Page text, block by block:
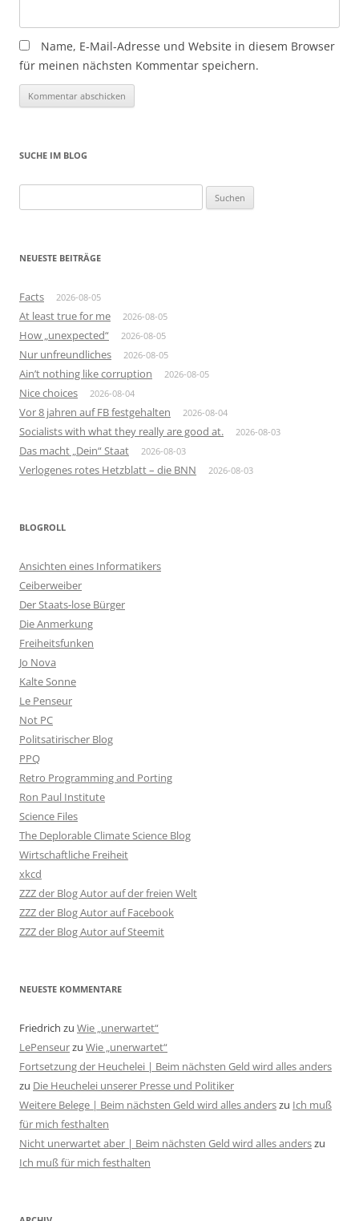
Name, E-Mail-Adresse und Website in diesem Browser
für meinen nächsten Kommentar speichern.
SUCHE IM BLOG
nach:
NEUESTE BEITRÄGE
Facts 2026-08-05
At least true for me 2026-08-05
How „unexpected“ 2026-08-05
Nur unfreundliches 2026-08-05
Ain’t nothing like corruption 2026-08-05
Nice choices 2026-08-04
Vor 8 jahren auf FB festgehalten 2026-08-04
Socialists with what they really are good at. 2026-08-03
Das macht „Dein“ Staat 2026-08-03
Verlogenes rotes Hetzblatt – die BNN 2026-08-03
BLOGROLL
Ansichten eines Informatikers
Ceiberweiber
Der Staats-lose Bürger
Die Anmerkung
Freiheitsfunken
Jo Nova
Kalte Sonne
Le Penseur
Not PC
Politsatirischer Blog
PPQ
Retro Programming and Porting
Ron Paul Institute
Science Files
The Deplorable Climate Science Blog
Wirtschaftliche Freiheit
xkcd
ZZZ der Blog Autor auf der freien Welt
ZZZ der Blog Autor auf Facebook
ZZZ der Blog Autor auf Steemit
NEUESTE KOMMENTARE
Friedrich zu Wie „unerwartet“
LePenseurzu Wie „unerwartet“
Fortsetzung der Heuchelei | Beim nächsten Geld wird alles anders
zu Die Heuchelei unserer Presse und Politiker
Weitere Belege | Beim nächsten Geld wird alles anderszu Ich muß
für mich festhalten
Nicht unerwartet aber | Beim nächsten Geld wird alles anderszu
Ich muß für mich festhalten